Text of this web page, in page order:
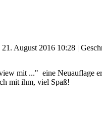
August 2016 10:28 |
mit ..." eine Neuauflage
mit ihm, viel Spaß!